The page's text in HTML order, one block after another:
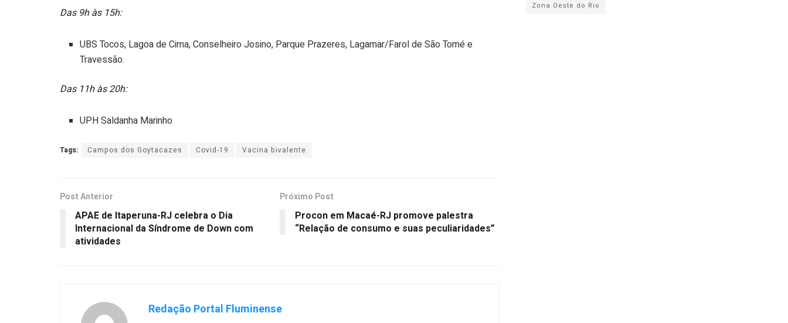
Das 9h às 15h:
UBS Tocos, Lagoa de Cima, Conselheiro Josino, Parque Prazeres, Lagamar/Farol de São Tomé e
Travessão.
Das 11h às 20h:
UPH Saldanha Marinho
Tags: Campos dos Goytacazes Covid-19 Vacina bivalente
Post Anterior
APAE de Itaperuna-RJ celebra o Dia
Internacional da Síndrome de Down com
atividades
Próximo Post
Procon em Macaé-RJ promove palestra
“Relação de consumo e suas peculiaridades”
Redação Portal Fluminense
Zona Oeste do Rio